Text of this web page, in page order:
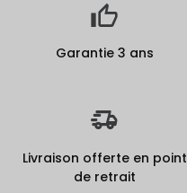
Garantie 3 ans
Livraison offerte en point
de retrait